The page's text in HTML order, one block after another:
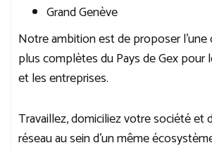
Grand Genève
Notre ambition est de proposer l’une
plus complètes du Pays de Gex pour
et les entreprises.
Travaillez, domiciliez votre société et
réseau au sein d’un même